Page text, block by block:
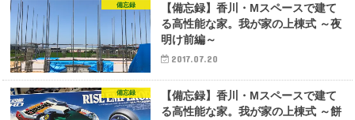
備忘録
【備忘録】香川・Mスペースで建て
る高性能な家。我が家の上棟式 ～夜
明け前編～
2017.07.20
備忘録
【備忘録】香川・Mスペースで建て
る高性能な家。我が家の上棟式 ～餅